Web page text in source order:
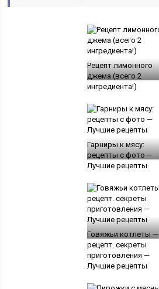
Рецепт лимонного
джема (всего 2
ингредиента!)
Гарниры к мясу:
рецепты с фото —
Лучшие рецепты
Говяжьи котлеты —
рецепт. секреты
приготовления —
Лучшие рецепты